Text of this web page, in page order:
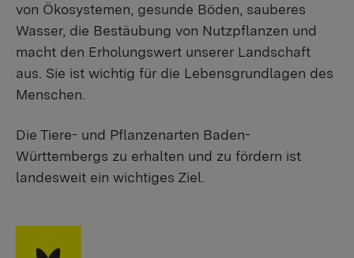
von Ökosystemen, gesunde Böden, sauberes
Wasser, die Bestäubung von Nutzpflanzen und
macht den Erholungswert unserer Landschaft
aus. Sie ist wichtig für die Lebensgrundlagen des
Menschen.
Die Tiere- und Pflanzenarten Baden-
Württembergs zu erhalten und zu fördern ist
landesweit ein wichtiges Ziel.